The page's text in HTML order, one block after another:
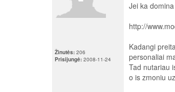
Žinutės: 206
Prisijungė: 2008-11-24
Jei ka
http://
Kadangi
personaliai
Tad nutariau
o is zmoniu